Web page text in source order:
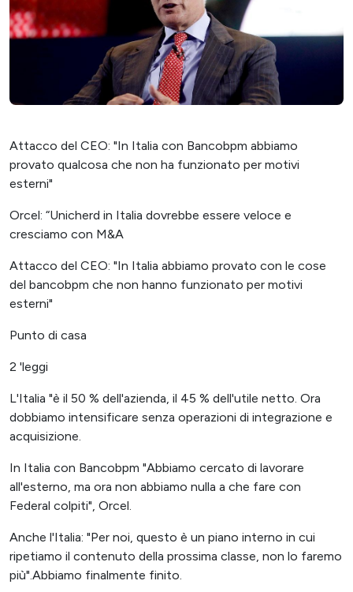
Attacco del CEO: "In Italia con Bancobpm abbiamo
provato qualcosa che non ha funzionato per motivi
esterni"
Orcel: “Unicherd in Italia dovrebbe essere veloce e
cresciamo con M&A
Attacco del CEO: "In Italia abbiamo provato con le cose
del bancobpm che non hanno funzionato per motivi
esterni"
Punto di casa
2 'leggi
L'Italia "è il 50 % dell'azienda, il 45 % dell'utile netto. Ora
dobbiamo intensificare senza operazioni di integrazione e
acquisizione.
In Italia con Bancobpm "Abbiamo cercato di lavorare
all'esterno, ma ora non abbiamo nulla a che fare con
Federal colpiti", Orcel.
Anche l'Italia: "Per noi, questo è un piano interno in cui
ripetiamo il contenuto della prossima classe, non lo faremo
più".Abbiamo finalmente finito.